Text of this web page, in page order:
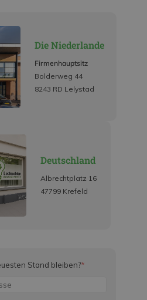
Die Niederlande
Firmenhauptsitz
Bolderweg 44
8243 RD Lelystad
Deutschland
Albrechtplatz 16
47799 Krefeld
Stand bleiben?*